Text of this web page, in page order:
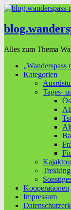
Alles zum Thema
„Wanderspass
Kategorien
Tages-
Kooperationen
Impressum